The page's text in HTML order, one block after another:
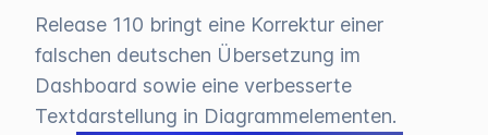
Release 110 bringt eine Korrektur einer
falschen deutschen Übersetzung im
Dashboard sowie eine verbesserte
Textdarstellung in Diagrammelementen.